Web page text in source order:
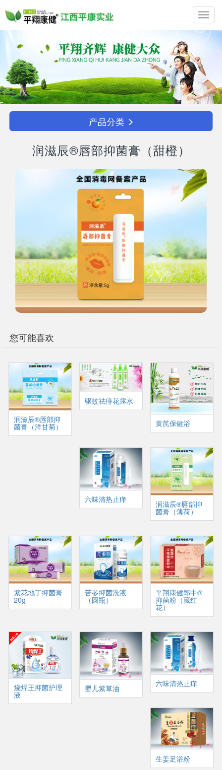
产品分类
润滋辰®唇部抑菌膏（甜橙）
您可能喜欢
润滋辰®唇部抑
菌膏（洋甘菊）
驱蚊祛痱花露水
黄芪保健浴
六味清热止痒
润滋辰®唇部抑
菌膏（薄荷）
紫花地丁抑菌膏
20g
苦参抑菌洗液
（圆瓶）
平翔康健郎中®
抑菌粉（藏红
花）
烧焊王抑菌护理
液
婴儿紫草油
六味清热止痒
生姜足浴粉